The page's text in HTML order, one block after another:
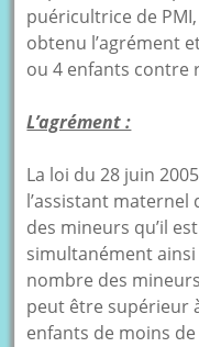
puéricultrice de
obtenu l’agrément
ou 4 enfants contre
L’agrément :
La loi du 28 juin
l’assistant maternel
des mineurs qu’il
simultanément ainsi
nombre des
peut être supérieur
enfants de moins